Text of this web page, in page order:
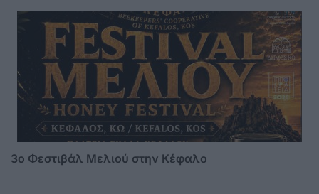
3o Φεστιβάλ Μελιού στην Κέφαλο